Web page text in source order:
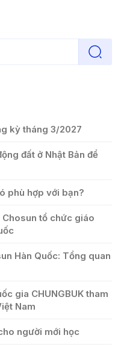
kỳ tháng 3/2027
đất ở Nhật Bản để
phù hợp với bạn?
tổ chức giáo
Hàn Quốc: Tổng quan
gia CHUNGBUK tham
Nam
người mới học